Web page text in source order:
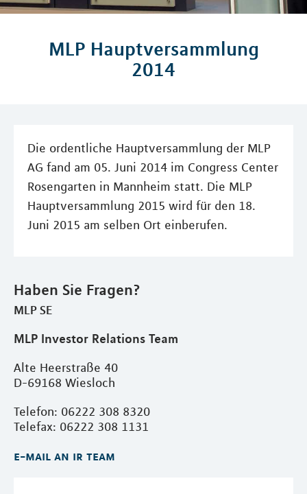
MLP Hauptversammlung
2014
Die ordentliche Hauptversammlung der MLP
AG fand am 05. Juni 2014 im Congress Center
Rosengarten in Mannheim statt. Die MLP
Hauptversammlung 2015 wird für den 18.
Juni 2015 am selben Ort einberufen.
Haben Sie Fragen?
MLP SE
MLP Investor Relations Team
Alte Heerstraße 40
D-69168 Wiesloch
Telefon: 06222 308 8320
Telefax: 06222 308 1131
e-mail an ir team